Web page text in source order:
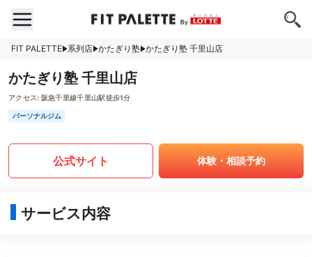
FIT PALETTE 系列店 かたぎり塾 かたぎり塾 千里山店
かたぎり塾 千里山店
アクセス: 阪急千里線千里山駅徒歩1分
パーソナルジム
公式サイト 体験・相談予約
サービス内容